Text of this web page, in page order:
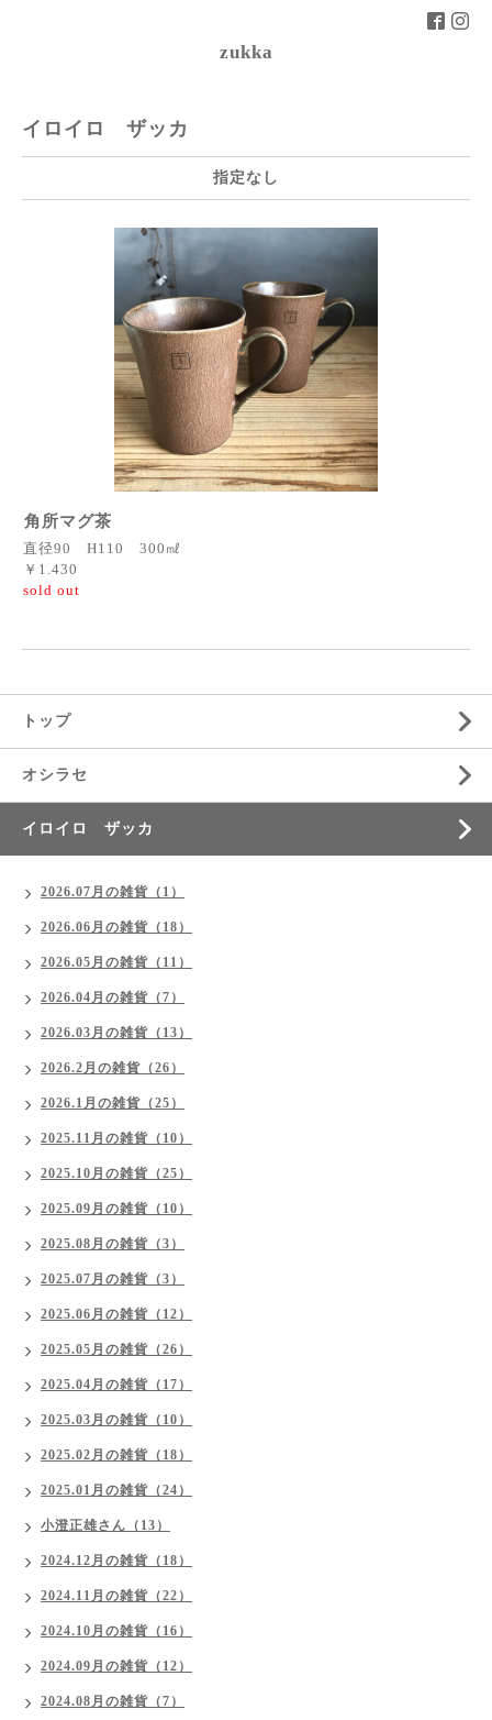
zukka
イロイロ ザッカ
指定なし
角所マグ茶
直径90 H110 300㎖
￥1.430
sold out
トップ
オシラセ
イロイロ ザッカ
2026.07月の雑貨（1）
2026.06月の雑貨（18）
2026.05月の雑貨（11）
2026.04月の雑貨（7）
2026.03月の雑貨（13）
2026.2月の雑貨（26）
2026.1月の雑貨（25）
2025.11月の雑貨（10）
2025.10月の雑貨（25）
2025.09月の雑貨（10）
2025.08月の雑貨（3）
2025.07月の雑貨（3）
2025.06月の雑貨（12）
2025.05月の雑貨（26）
2025.04月の雑貨（17）
2025.03月の雑貨（10）
2025.02月の雑貨（18）
2025.01月の雑貨（24）
小澄正雄さん（13）
2024.12月の雑貨（18）
2024.11月の雑貨（22）
2024.10月の雑貨（16）
2024.09月の雑貨（12）
2024.08月の雑貨（7）